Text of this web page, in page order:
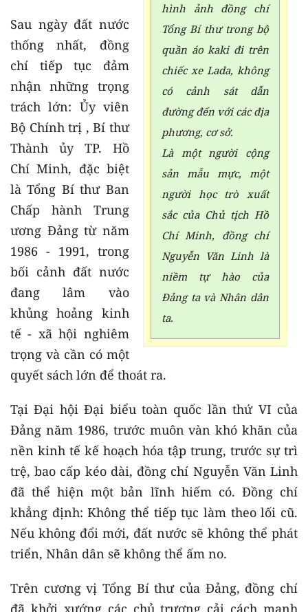
hình ảnh đồng chí
Tổng Bí thư trong bộ
quần áo kaki đi trên
chiếc xe Lada, không
có cảnh sát dẫn
đường đến với các địa
phương, cơ sở.
Là một người cộng
sản mẫu mực, một
người học trò xuất
sắc của Chủ tịch Hồ
Chí Minh, đồng chí
Nguyễn Văn Linh là
niềm tự hào của
Đảng ta và Nhân dân
ta.
Sau ngày đất nước
thống nhất, đồng
chí tiếp tục đảm
nhận những trọng
trách lớn: Ủy viên
Bộ Chính trị , Bí thư
Thành ủy TP. Hồ
Chí Minh, đặc biệt
là Tổng Bí thư Ban
Chấp hành Trung
ương Đảng từ năm
1986 - 1991, trong
bối cảnh đất nước
đang lâm vào
khủng hoảng kinh
tế - xã hội nghiêm
trọng và cần có một
quyết sách lớn để thoát ra.
Tại Đại hội Đại biểu toàn quốc lần thứ VI của
Đảng năm 1986, trước muôn vàn khó khăn của
nền kinh tế kế hoạch hóa tập trung, trước sự trì
trệ, bao cấp kéo dài, đồng chí Nguyễn Văn Linh
đã thể hiện một bản lĩnh hiếm có. Đồng chí
khẳng định: Không thể tiếp tục làm theo lối cũ.
Nếu không đổi mới, đất nước sẽ không thể phát
triển, Nhân dân sẽ không thể ấm no.
Trên cương vị Tổng Bí thư của Đảng, đồng chí
đã khởi xướng các chủ trương cải cách mạnh